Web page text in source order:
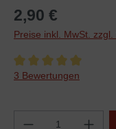
2,90 €
Preise inkl. MwSt.
Durchschnittliche
3 Bewertungen